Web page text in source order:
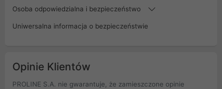
Osoba odpowiedzialna i bezpieczeństwo
Uniwersalna informacja o bezpieczeństwie
Opinie Klientów
PROLINE S.A. nie gwarantuje, że zamieszczone opinie